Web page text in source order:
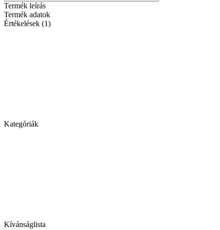
Termék leírás
Termék adatok
Értékelések (1)
Kategóriák
Kívánságlista